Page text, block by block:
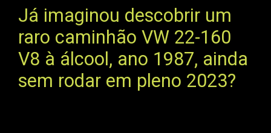
Já imaginou descobrir um
raro caminhão VW 22-160
V8 à álcool, ano 1987, ainda
sem rodar em pleno 2023?